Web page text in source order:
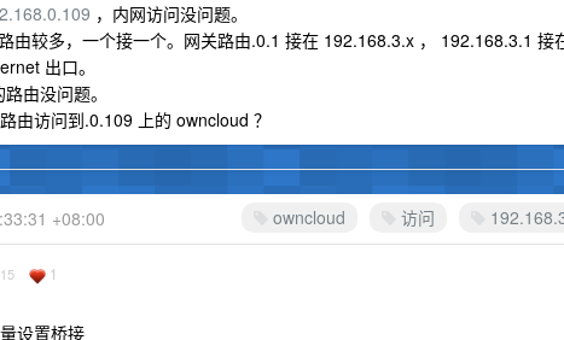
，内网访问没问题。
由较多，一个接一个。网关路由.0.1 接在 192.168.3.x ， 192.168.3.1 接
出口。
由没问题。
由访问到.0.109 上的 owncloud ？
owncloud 访问
+08:00
1
设置桥接